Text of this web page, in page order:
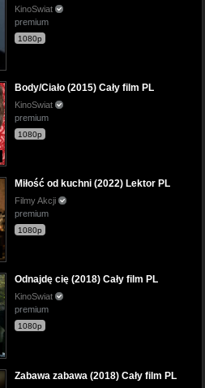
KinoSwiat
premium
1080p
Body/Ciało (2015) Cały film PL
KinoSwiat
premium
1080p
Miłość od kuchni (2022) Lektor PL
Filmy Akcji
premium
1080p
Odnajdę cię (2018) Cały film PL
KinoSwiat
premium
1080p
Zabawa zabawa (2018) Cały film PL